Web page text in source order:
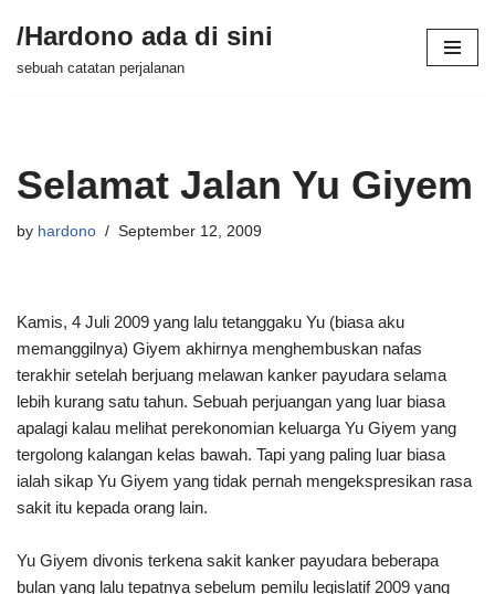
Skip
/Hardono ada di sini
sebuah catatan perjalanan
Selamat Jalan Yu Giyem
by hardono September 12, 2009
Kamis, 4 Juli 2009 yang lalu tetanggaku Yu (biasa aku
memanggilnya) Giyem akhirnya menghembuskan nafas
terakhir setelah berjuang melawan kanker payudara selama
lebih kurang satu tahun. Sebuah perjuangan yang luar biasa
apalagi kalau melihat perekonomian keluarga Yu Giyem yang
tergolong kalangan kelas bawah. Tapi yang paling luar biasa
ialah sikap Yu Giyem yang tidak pernah mengekspresikan rasa
sakit itu kepada orang lain.
Yu Giyem divonis terkena sakit kanker payudara beberapa
bulan yang lalu tepatnya sebelum pemilu legislatif 2009 yang